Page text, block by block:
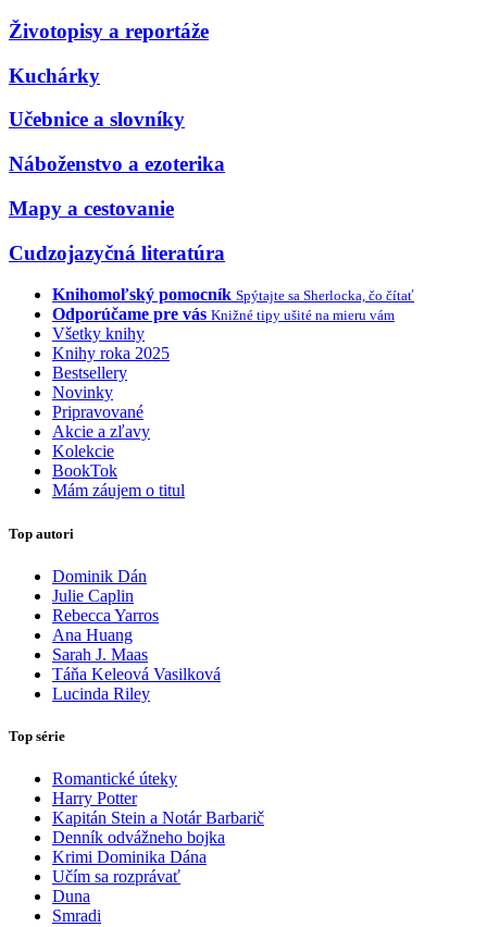
Životopisy a reportáže
Kuchárky
Učebnice a slovníky
Náboženstvo a ezoterika
Mapy a cestovanie
Cudzojazyčná literatúra
Knihomoľský pomocník Spýtajte sa Sherlocka, čo čítať
Odporúčame pre vás Knižné tipy ušité na mieru vám
Všetky knihy
Knihy roka 2025
Bestsellery
Novinky
Pripravované
Akcie a zľavy
Kolekcie
BookTok
Mám záujem o titul
Top autori
Dominik Dán
Julie Caplin
Rebecca Yarros
Ana Huang
Sarah J. Maas
Táňa Keleová Vasilková
Lucinda Riley
Top série
Romantické úteky
Harry Potter
Kapitán Stein a Notár Barbarič
Denník odvážneho bojka
Krimi Dominika Dána
Učím sa rozprávať
Duna
Smradi